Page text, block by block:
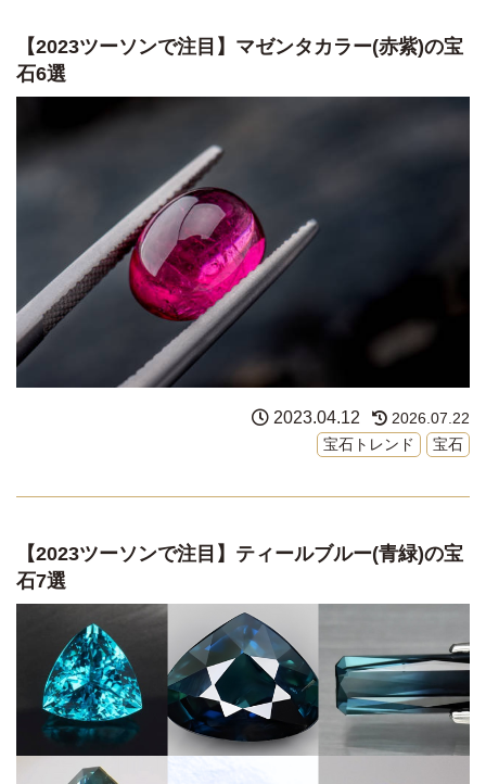
【2023ツーソンで注目】マゼンタカラー(赤紫)の宝
石6選
2023.04.12
2026.07.22
宝石トレンド
宝石
【2023ツーソンで注目】ティールブルー(青緑)の宝
石7選